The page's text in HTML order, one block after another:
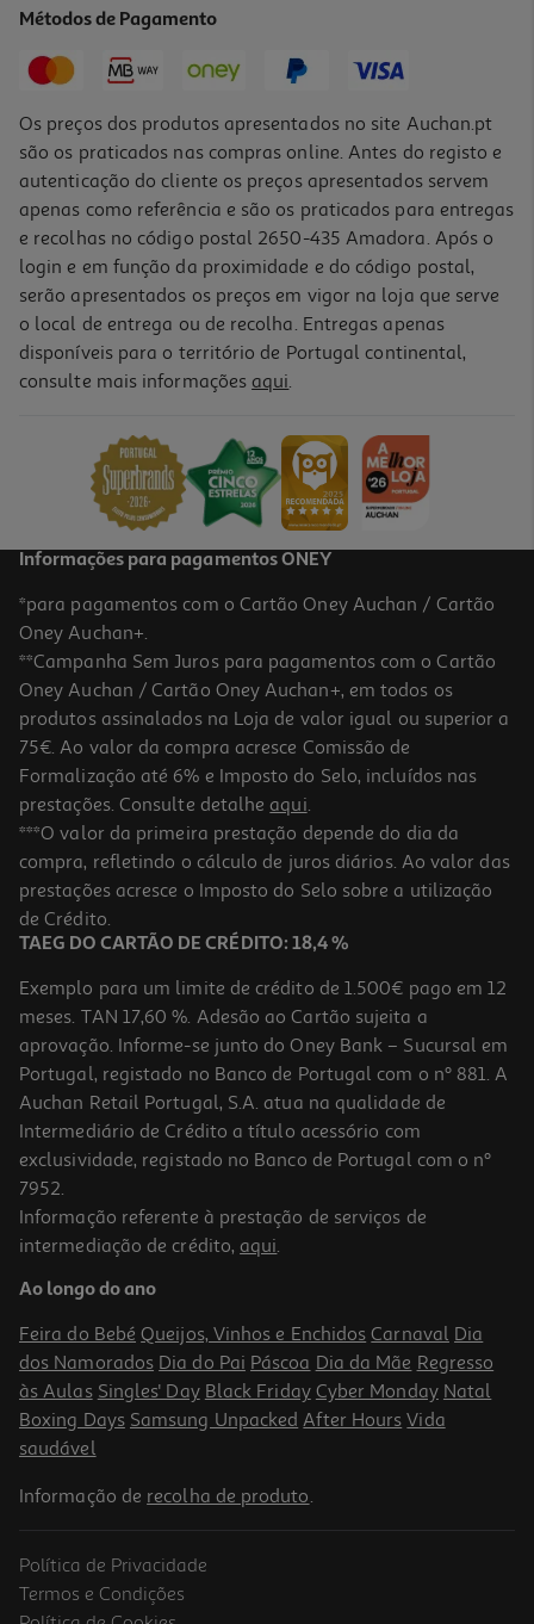
Aparador De Barba Braun Bt3520
41,99 €
Aparador De Barba Braun Xt5100 3 Em 1
67.99 €/un
67,99 €
Aparador Corporal 3 Em 1 Qilive Q.7213
21.99 €/un
21,99 €
Métodos de Pagamento
Os preços dos produtos apresentados no site Auchan.pt
são os praticados nas compras online. Antes do registo e
autenticação do cliente os preços apresentados servem
apenas como referência e são os praticados para entregas
e recolhas no código postal 2650-435 Amadora. Após o
login e em função da proximidade e do código postal,
serão apresentados os preços em vigor na loja que serve
o local de entrega ou de recolha. Entregas apenas
disponíveis para o território de Portugal continental,
consulte mais informações aqui.
Informações para pagamentos ONEY
*para pagamentos com o Cartão Oney Auchan / Cartão
Oney Auchan+.
**Campanha Sem Juros para pagamentos com o Cartão
Oney Auchan / Cartão Oney Auchan+, em todos os
produtos assinalados na Loja de valor igual ou superior a
75€. Ao valor da compra acresce Comissão de
Formalização até 6% e Imposto do Selo, incluídos nas
prestações. Consulte detalhe aqui.
***O valor da primeira prestação depende do dia da
compra, refletindo o cálculo de juros diários. Ao valor das
prestações acresce o Imposto do Selo sobre a utilização
de Crédito.
TAEG DO CARTÃO DE CRÉDITO: 18,4 %
Exemplo para um limite de crédito de 1.500€ pago em 12
meses. TAN 17,60 %. Adesão ao Cartão sujeita a
aprovação. Informe-se junto do Oney Bank – Sucursal em
Portugal, registado no Banco de Portugal com o nº 881. A
Auchan Retail Portugal, S.A. atua na qualidade de
Intermediário de Crédito a título acessório com
exclusividade, registado no Banco de Portugal com o nº
7952.
Informação referente à prestação de serviços de
intermediação de crédito, aqui.
Ao longo do ano
Feira do Bebé Queijos, Vinhos e Enchidos Carnaval Dia
dos Namorados Dia do Pai Páscoa Dia da Mãe Regresso
às Aulas Singles' Day Black Friday Cyber Monday Natal
Boxing Days Samsung Unpacked After Hours Vida
saudável
Informação de recolha de produto.
Política de Privacidade
Termos e Condições